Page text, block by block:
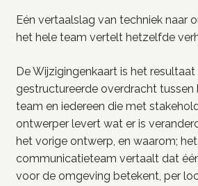
Eén vertaalslag van techniek naar
het hele team vertelt hetzelfde
De Wijzigingenkaart is het resultaat
gestructureerde overdracht tussen
team en iedereen die met
ontwerper levert wat er is
het vorige ontwerp, en waarom; het
communicatieteam vertaalt dat
voor de omgeving betekent, per